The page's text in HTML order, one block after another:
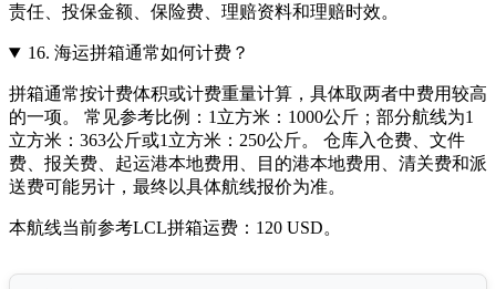
责任、投保金额、保险费、理赔资料和理赔时效。
16. 海运拼箱通常如何计费？
拼箱通常按计费体积或计费重量计算，具体取两者中费用较高
的一项。 常见参考比例：1立方米：1000公斤；部分航线为1
立方米：363公斤或1立方米：250公斤。 仓库入仓费、文件
费、报关费、起运港本地费用、目的港本地费用、清关费和派
送费可能另计，最终以具体航线报价为准。
本航线当前参考LCL拼箱运费：120 USD。